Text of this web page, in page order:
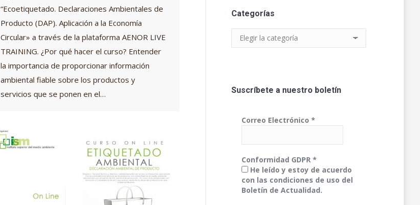
“Ecoetiquetado. Declaraciones Ambientales de
Producto (DAP). Aplicación a la Economía
Circular» a través de la plataforma AENOR LIVE
TRAINING. ¿Por qué hacer el curso? Entender
la importancia de proporcionar información
ambiental fiable sobre los productos y
servicios que se ponen en el…
Categorías
Categorías
Suscríbete a nuestro boletín
Correo Electrónico *
Conformidad GDPR *
He leído y estoy de acuerdo
con las condiciones de uso del
Boletín de Actualidad.